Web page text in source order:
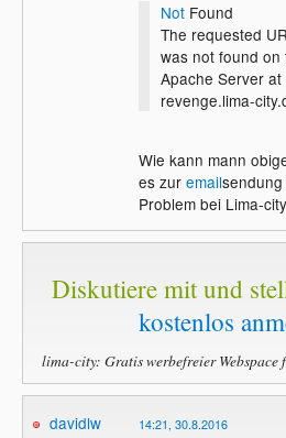
NotFound
The requested
was not found on
Apache Server
revenge.lima-
Wie kann mann
es zur email
Problem bei Lima-
Diskutiere mit und
kostenlos
lima-city: Gratis werbefreier Webspace
davidlw 14:21, 30.8.2016